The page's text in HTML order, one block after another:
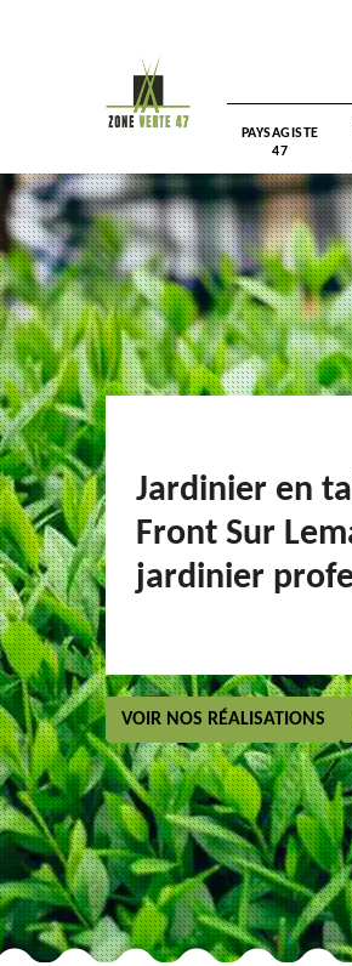
PAYSAGISTE
47
Jardinier en
Front Sur
jardinier
VOIR NOS RÉALISATIONS